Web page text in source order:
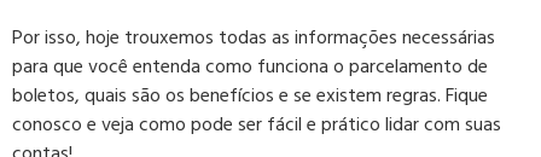
Por isso, hoje trouxemos todas as informações necessárias
para que você entenda como funciona o parcelamento de
boletos, quais são os benefícios e se existem regras. Fique
conosco e veja como pode ser fácil e prático lidar com suas